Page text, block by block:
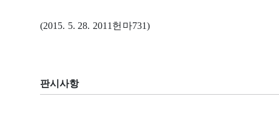
(2015. 5. 28. 2011헌마731)
판시사항